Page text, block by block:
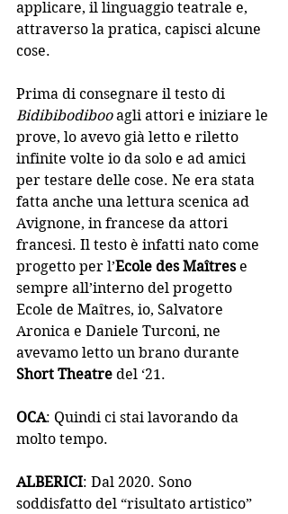
applicare, il linguaggio teatrale e,
attraverso la pratica, capisci alcune
cose.
Prima di consegnare il testo di
Bidibibodiboo agli attori e iniziare le
prove, lo avevo già letto e riletto
infinite volte io da solo e ad amici
per testare delle cose. Ne era stata
fatta anche una lettura scenica ad
Avignone, in francese da attori
francesi. Il testo è infatti nato come
progetto per l’Ecole des Maîtres e
sempre all’interno del progetto
Ecole de Maîtres, io, Salvatore
Aronica e Daniele Turconi, ne
avevamo letto un brano durante
Short Theatre del ‘21.
OCA: Quindi ci stai lavorando da
molto tempo.
ALBERICI: Dal 2020. Sono
soddisfatto del “risultato artistico”